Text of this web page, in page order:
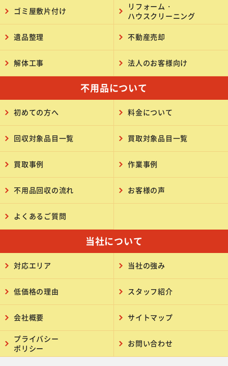
ゴミ屋敷片付け
リフォーム・
ハウスクリーニング
遺品整理 不動産売却
解体工事 法人のお客様向け
不用品について
初めての方へ 料金について
回収対象品目一覧 買取対象品目一覧
買取事例 作業事例
不用品回収の流れ お客様の声
よくあるご質問
当社について
対応エリア 当社の強み
低価格の理由 スタッフ紹介
会社概要 サイトマップ
プライバシー
ポリシー
お問い合わせ